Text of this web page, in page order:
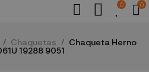
0 0
Chaquetas
Chaqueta Herno
19288 9051